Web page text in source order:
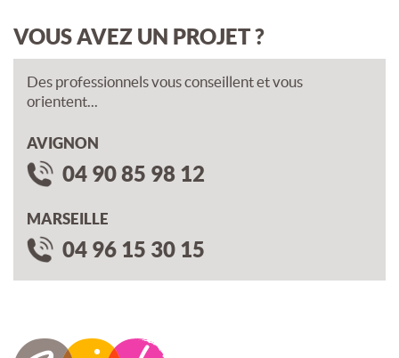
VOUS AVEZ UN PROJET ?
Des professionnels vous conseillent et vous
orientent...
AVIGNON
04 90 85 98 12
MARSEILLE
04 96 15 30 15